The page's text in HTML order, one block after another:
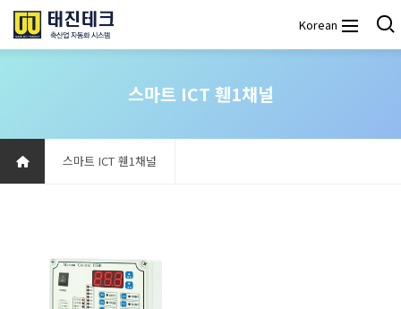
Korean
스마트 ICT 휀1채널
스마트 ICT 휀1채널